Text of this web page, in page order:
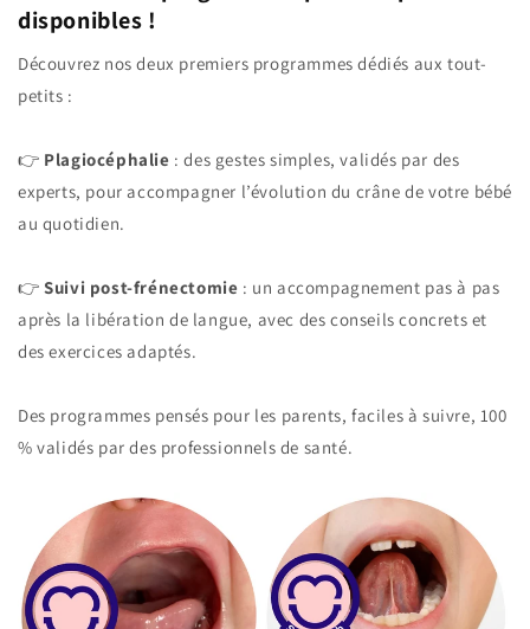
disponibles !
Découvrez nos deux premiers programmes dédiés aux tout-
petits :
👉 Plagiocéphalie : des gestes simples, validés par des
experts, pour accompagner l’évolution du crâne de votre bébé
au quotidien.
👉Suivi post-frénectomie : un accompagnement pas à pas
après la libération de langue, avec des conseils concrets et
des exercices adaptés.
Des programmes pensés pour les parents, faciles à suivre, 100
% validés par des professionnels de santé.